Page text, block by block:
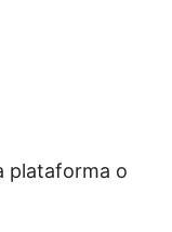
plataforma o